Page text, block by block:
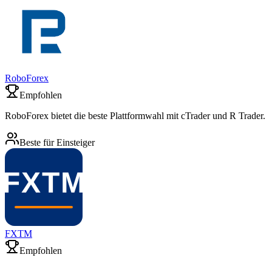
RoboForex
Empfohlen
RoboForex bietet die beste Plattformwahl mit cTrader und R Trader.
Beste für Einsteiger
FXTM
Empfohlen